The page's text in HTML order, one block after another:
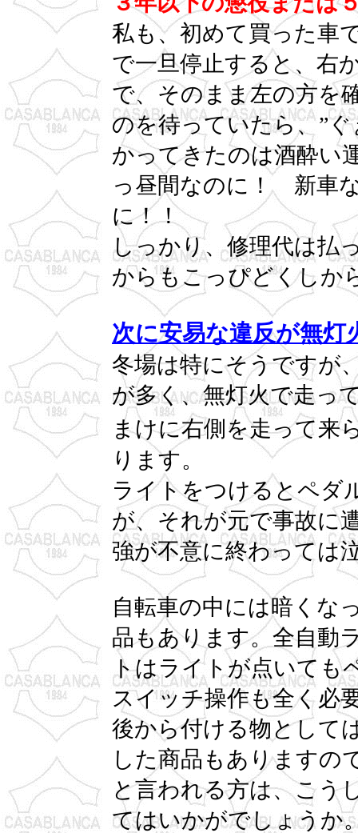
私も、初めて買った車
で一旦停止すると、右
で、そのまま左の方を
のを待っていたら、”
かってきたのは酒酔い
っ昼間なのに！ 新車
に！！
しっかり、修理代は払
からもこっぴどくしか
次に安易な違反が無灯
冬場は特にそうですが
が多く、無灯火で走っ
まけに右側を走って来
ります。
ライトをつけるとペダ
が、それが元で事故に
強が不意に終わっては
自転車の中には暗くな
品もあります。全自動
トはライトが点いても
スイッチ操作も全く必
後から付ける物として
した商品もありますの
と言われる方は、こう
てはいかがでしょうか